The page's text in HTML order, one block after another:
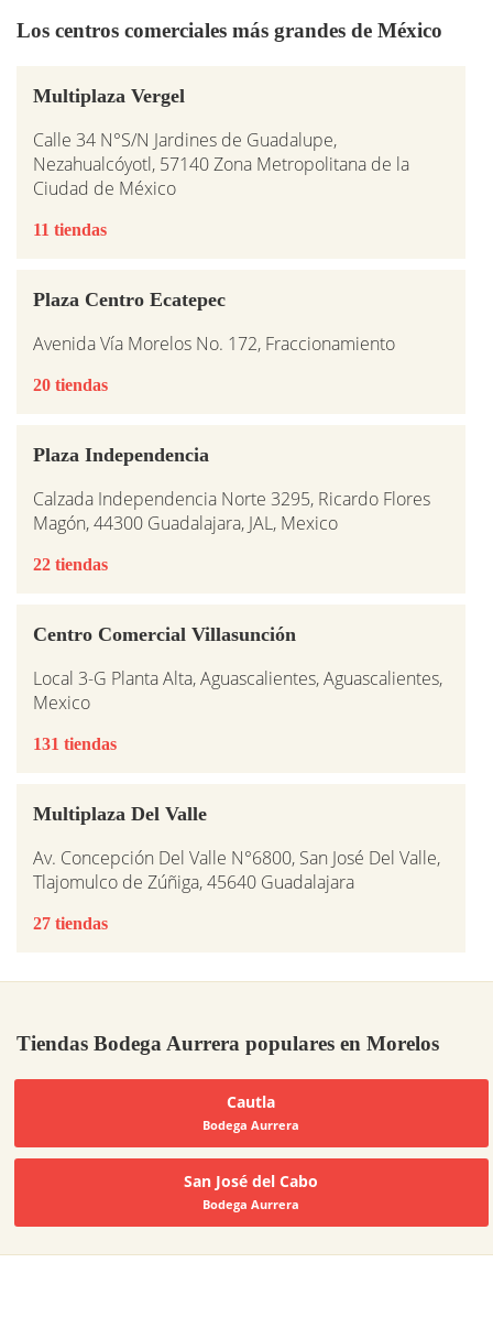
Los centros comerciales más grandes de México
Multiplaza Vergel
Calle 34 N°S/N Jardines de Guadalupe,
Nezahualcóyotl, 57140 Zona Metropolitana de la
Ciudad de México
11 tiendas
Plaza Centro Ecatepec
Avenida Vía Morelos No. 172, Fraccionamiento
20 tiendas
Plaza Independencia
Calzada Independencia Norte 3295, Ricardo Flores
Magón, 44300 Guadalajara, JAL, Mexico
22 tiendas
Centro Comercial Villasunción
Local 3-G Planta Alta, Aguascalientes, Aguascalientes,
Mexico
131 tiendas
Multiplaza Del Valle
Av. Concepción Del Valle N°6800, San José Del Valle,
Tlajomulco de Zúñiga, 45640 Guadalajara
27 tiendas
Tiendas Bodega Aurrera populares en Morelos
Cautla
Bodega Aurrera
San José del Cabo
Bodega Aurrera